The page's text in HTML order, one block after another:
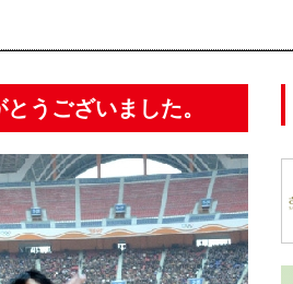
うございました。